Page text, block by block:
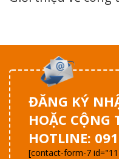
ĐĂNG KÝ
HOẶC CỘNG
HOTLINE:
[contact-form-7